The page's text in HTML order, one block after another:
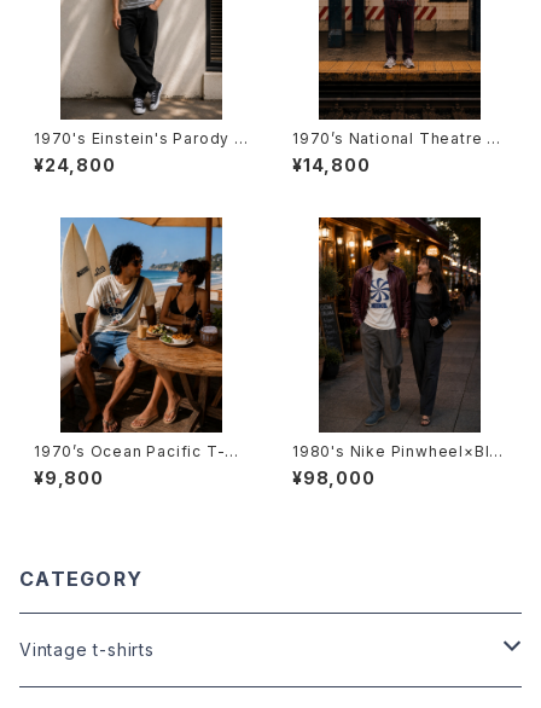
1970's Einstein's Parody T
-Shirts -1970年代 アインシュ
タイン・パロディTシャツ-
¥24,800
1970’s National Theatre Lo
ndon T-Shirts -1970年代 ナ
ショナル・シアター・ロンドンTシ
¥14,800
1970’s Ocean Pacific T-Sh
irts -1970年代 オーシャン・パ
シフィックTシャツ -
¥9,800
1980's Nike Pinwheel×Blo
ck Logo T-Shirts (Bootleg)
-1980年代 ナイキ×風車プリン
¥98,000
CATEGORY
Vintage t-shirts